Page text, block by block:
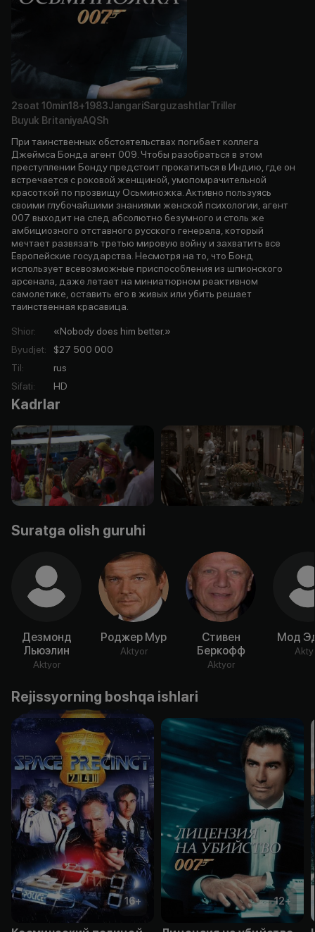
2soat 10min18+1983JangariSarguzashtlarTriller
Buyuk BritaniyaAQSh
При таинственных обстоятельствах погибает коллега
Джеймса Бонда агент 009. Чтобы разобраться в этом
преступлении Бонду предстоит прокатиться в Индию, где он
встречается с роковой женщиной, умопомрачительной
красоткой по прозвищу Осьминожка. Активно пользуясь
своими глубочайшими знаниями женской психологии, агент
007 выходит на след абсолютно безумного и столь же
амбициозного отставного русского генерала, который
мечтает развязать третью мировую войну и захватить все
Европейские государства. Несмотря на то, что Бонд
использует всевозможные приспособления из шпионского
арсенала, даже летает на миниатюрном реактивном
самолетике, оставить его в живых или убить решает
таинственная красавица.
Shior:
«Nobody does him better.»
Byudjet:
$27 500 000
Til:
rus
Sifati: HD
Kadrlar
Suratga olish guruhi
Дезмонд
Льюэлин
Aktyor
Роджер Мур
Aktyor
Стивен
Беркофф
Aktyor
Мод
Rejissyorning boshqa ishlari
16+ 12+